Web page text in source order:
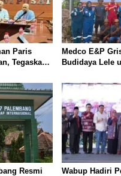
Paris
Tegaskan
Medco E&P
Budidaya Lele
Resmi
Wabup Hadiri